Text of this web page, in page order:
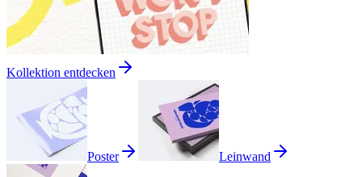
Kollektion entdecken
Poster Leinwand